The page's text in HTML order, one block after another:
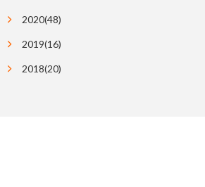
2020(48)
2019(16)
2018(20)